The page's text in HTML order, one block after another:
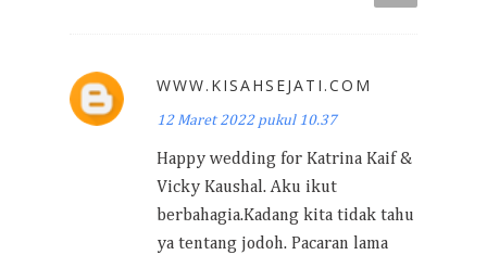
WWW.KISAHSEJATI.COM
12 Maret 2022 pukul 10.37
Happy wedding for Katrina Kaif &
Vicky Kaushal. Aku ikut
berbahagia.Kadang kita tidak tahu
ya tentang jodoh. Pacaran lama